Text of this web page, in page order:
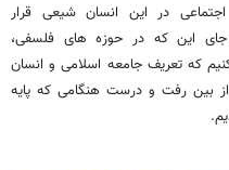
در این انسان شیعی قرار
این که در حوزه های فلسفی،
که تعریف جامعه اسلامی و انسان
رفت و درست هنگامی که پایه